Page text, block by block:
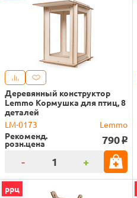
Деревянный конструктор
Lemmo Кормушка для птиц, 8
деталей
LM-0173
Lemmo
Рекоменд.
розн.цена 790 o
- +
ррц